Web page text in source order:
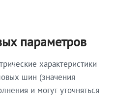
параметров
характеристики
шин (значения
и могут уточняться